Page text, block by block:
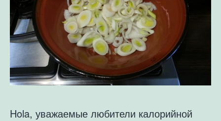
Hola, уважаемые любители калорийной